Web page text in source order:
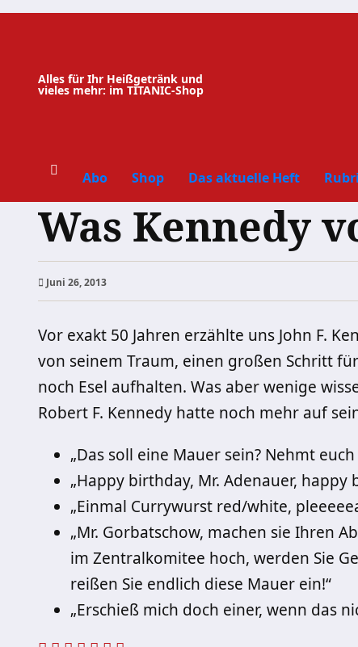
Zum
Alles für Ihr Heißgetränk und
vieles mehr: im TITANIC-Shop
Abo Shop Das aktuelle Heft
Was Kennedy
Juni 26, 2013
Vor exakt 50 Jahren erzählte uns John F.
von seinem Traum, einen großen Schritt
noch Esel aufhalten. Was aber wenige
Robert F. Kennedy hatte noch mehr auf
„Das soll eine Mauer sein? Nehmt
„Happy birthday, Mr. Adenauer,
„Einmal Currywurst red/white,
„Mr. Gorbatschow, machen sie Ihren
im Zentralkomitee hoch, werden Sie
reißen Sie endlich diese Mauer ein!“
„Erschieß mich doch einer, wenn das